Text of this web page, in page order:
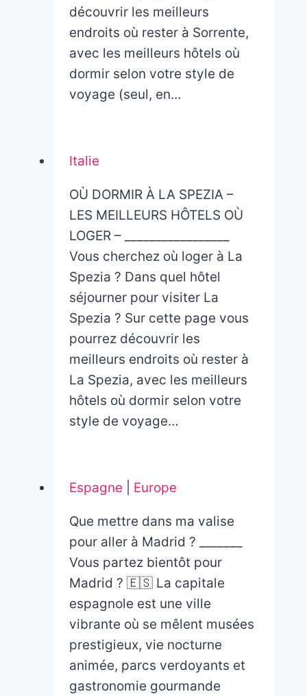
découvrir les meilleurs
endroits où rester à Sorrente,
avec les meilleurs hôtels où
dormir selon votre style de
voyage (seul, en…
Italie
OÙ DORMIR À LA SPEZIA –
LES MEILLEURS HÔTELS OÙ
LOGER – _________________
Vous cherchez où loger à La
Spezia ? Dans quel hôtel
séjourner pour visiter La
Spezia ? Sur cette page vous
pourrez découvrir les
meilleurs endroits où rester à
La Spezia, avec les meilleurs
hôtels où dormir selon votre
style de voyage…
Espagne Europe
Que mettre dans ma valise
pour aller à Madrid ? _______
Vous partez bientôt pour
Madrid ? 🇪🇸 La capitale
espagnole est une ville
vibrante où se mêlent musées
prestigieux, vie nocturne
animée, parcs verdoyants et
gastronomie gourmande